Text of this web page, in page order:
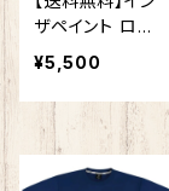
ザペイント ロン
グ スリーブ シャ
ツ ITP25426
練習着 メンズ レ
ディース 男女兼
用 長袖 Tシャツ
バスケ ウェア ロ
¥5,500